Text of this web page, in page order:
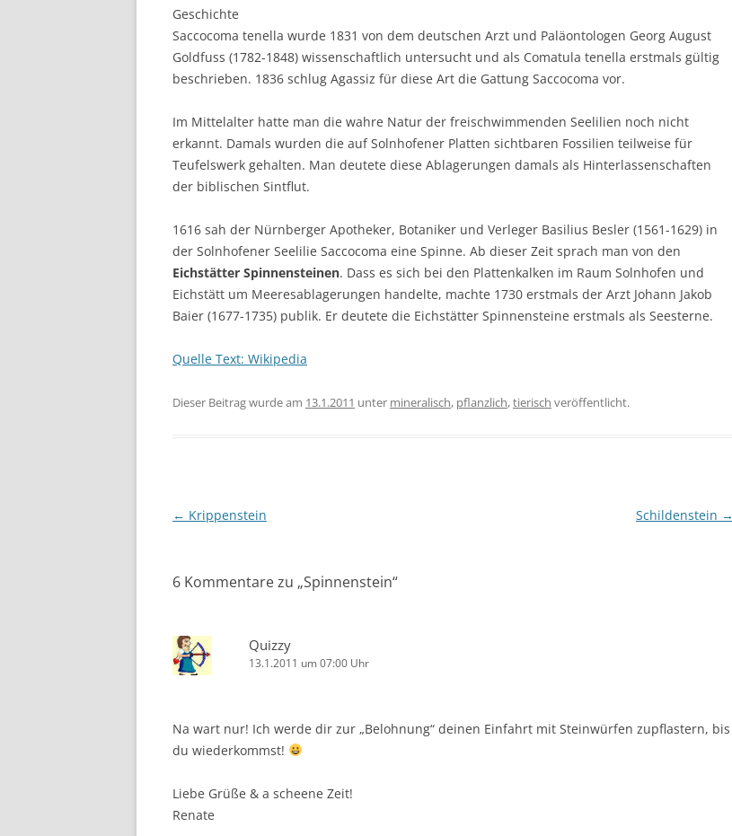
Geschichte
Saccocoma tenella wurde 1831 von dem deutschen Arzt und Paläontologen Georg August
Goldfuss (1782-1848) wissenschaftlich untersucht und als Comatula tenella erstmals gültig
beschrieben. 1836 schlug Agassiz für diese Art die Gattung Saccocoma vor.
Im Mittelalter hatte man die wahre Natur der freischwimmenden Seelilien noch nicht
erkannt. Damals wurden die auf Solnhofener Platten sichtbaren Fossilien teilweise für
Teufelswerk gehalten. Man deutete diese Ablagerungen damals als Hinterlassenschaften
der biblischen Sintflut.
1616 sah der Nürnberger Apotheker, Botaniker und Verleger Basilius Besler (1561-1629) in
der Solnhofener Seelilie Saccocoma eine Spinne. Ab dieser Zeit sprach man von den
Eichstätter Spinnensteinen. Dass es sich bei den Plattenkalken im Raum Solnhofen und
Eichstätt um Meeresablagerungen handelte, machte 1730 erstmals der Arzt Johann Jakob
Baier (1677-1735) publik. Er deutete die Eichstätter Spinnensteine erstmals als Seesterne.
Quelle Text: Wikipedia
Dieser Beitrag wurde am 13.1.2011 unter mineralisch, pflanzlich,tierisch veröffentlicht.
Beitragsnavigation
← Krippenstein Schildenstein →
6 Kommentare zu „Spinnenstein“
Quizzy
13.1.2011 um 07:00 Uhr
Na wart nur! Ich werde dir zur „Belohnung“ deinen Einfahrt mit Steinwürfen zupflastern, bis
du wiederkommst!
Liebe Grüße & a scheene Zeit!
Renate